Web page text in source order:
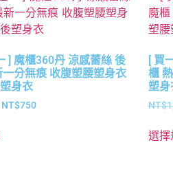
] 魔櫃360丹 涼感蕾絲 後
一分無痕 收腹塑腰塑身衣
身衣
NT$750
[ 買
櫃
塑
NT$
選擇